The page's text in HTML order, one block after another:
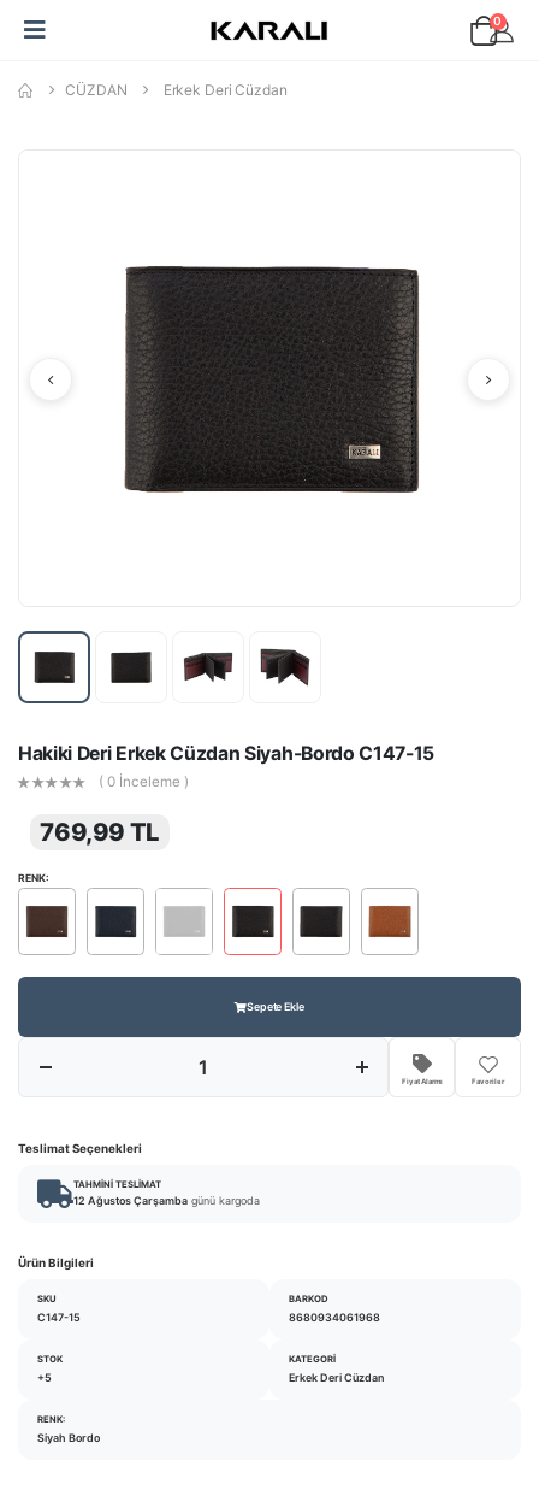
0
CÜZDAN Erkek Deri Cüzdan
Hakiki Deri Erkek Cüzdan Siyah-Bordo C147-15
( 0 İnceleme )
769,99 TL
RENK:
Sepete Ekle
Fiyat Alarmı Favoriler
Teslimat Seçenekleri
TAHMINI TESLIMAT
12 Ağustos Çarşamba günü kargoda
Ürün Bilgileri
SKU
C147-15
BARKOD
8680934061968
STOK
+5
KATEGORI
Erkek Deri Cüzdan
RENK:
Siyah Bordo